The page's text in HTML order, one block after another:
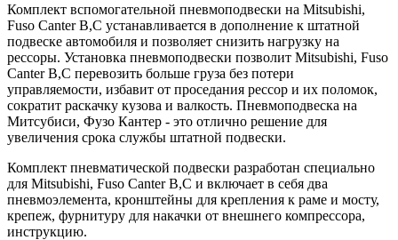
Комплект вспомогательной пневмоподвески на Mitsubishi,
Fuso Canter B,C устанавливается в дополнение к штатной
подвеске автомобиля и позволяет снизить нагрузку на
рессоры. Установка пневмоподвески позволит Mitsubishi, Fuso
Canter B,C перевозить больше груза без потери
управляемости, избавит от проседания рессор и их поломок,
сократит раскачку кузова и валкость. Пневмоподвеска на
Митсубиси, Фузо Кантер - это отлично решение для
увеличения срока службы штатной подвески.
Комплект пневматической подвески разработан специально
для Mitsubishi, Fuso Canter B,C и включает в себя два
пневмоэлемента, кронштейны для крепления к раме и мосту,
крепеж, фурнитуру для накачки от внешнего компрессора,
инструкцию.